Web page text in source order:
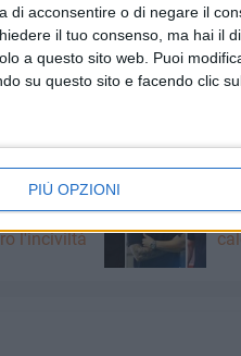
di acconsentire o di negare il
il tuo consenso, ma hai il
a questo sito web. Puoi
su questo sito e facendo clic
PIÙ OPZIONI
a comparire a turno in tutte
INFERMIERI E ASSISTENTI SANITARI
fa
di
l'inciviltà
il